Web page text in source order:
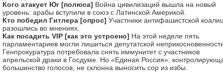
Кого атакует Юг [полюса] Война цивилизаций вышла на новый
уровень: арабы вступили в союз с Латинской Америкой.
Кто победил Гитлера [опрос] Участники антифашистской
разошлись во мнениях.
Как посадить VIP [как это устроено] На этой неделе пять
парламентариев могли лишиться депутатской
Генпрокуратура потребовала снять иммунитет с участников
апрельской драки в Госдуме. Но «Единая Россия»,
большинство голосов, не склонна выносить сор из избы.